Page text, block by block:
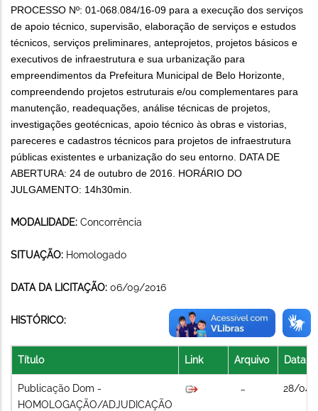
PROCESSO Nº: 01-068.084/16-09 para a execução dos serviços
de apoio técnico, supervisão, elaboração de serviços e estudos
técnicos, serviços preliminares, anteprojetos, projetos básicos e
executivos de infraestrutura e sua urbanização para
empreendimentos da Prefeitura Municipal de Belo Horizonte,
compreendendo projetos estruturais e/ou complementares para
manutenção, readequações, análise técnicas de projetos,
investigações geotécnicas, apoio técnico às obras e vistorias,
pareceres e cadastros técnicos para projetos de infraestrutura
públicas existentes e urbanização do seu entorno. DATA DE
ABERTURA: 24 de outubro de 2016. HORÁRIO DO
JULGAMENTO: 14h30min.
MODALIDADE: Concorrência
SITUAÇÃO: Homologado
DATA DA LICITAÇÃO: 06/09/2016
HISTÓRICO:
Título Link Arquivo Data
Publicação Dom -
HOMOLOGAÇÃO/ADJUDICAÇÃO
28/04/